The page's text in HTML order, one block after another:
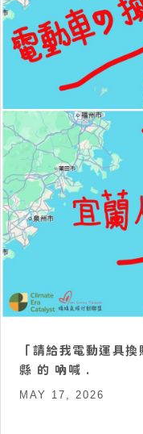
「請給我電動運具
縣 的 吶喊 .
MAY 17, 2026